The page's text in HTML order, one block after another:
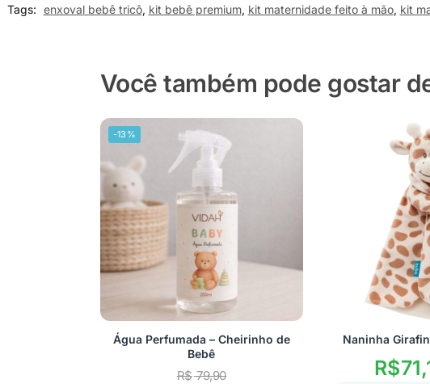
Tags: enxoval bebê tricô, kit bebê premium, kit maternidade feito à mão, kit
Você também pode gostar
-13%
Água Perfumada – Cheirinho de
Bebê
R$79,90
Naninha
R$